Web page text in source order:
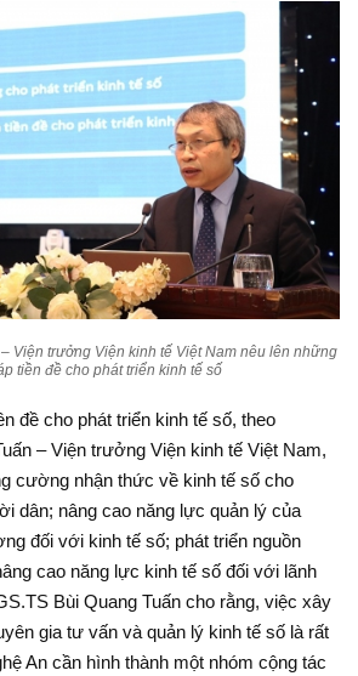
Viện trưởng Viện kinh tế Việt Nam nêu lên những
tiền đề cho phát triển kinh tế số
đề cho phát triển kinh tế số, theo
– Viện trưởng Viện kinh tế Việt Nam,
cường nhận thức về kinh tế số cho
dân; nâng cao năng lực quản lý của
đối với kinh tế số; phát triển nguồn
cao năng lực kinh tế số đối với lãnh
Bùi Quang Tuấn cho rằng, việc xây
gia tư vấn và quản lý kinh tế số là rất
An cần hình thành một nhóm cộng tác